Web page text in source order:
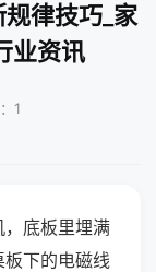
律技巧_家
业资讯
1
底板里埋满
下的电磁线